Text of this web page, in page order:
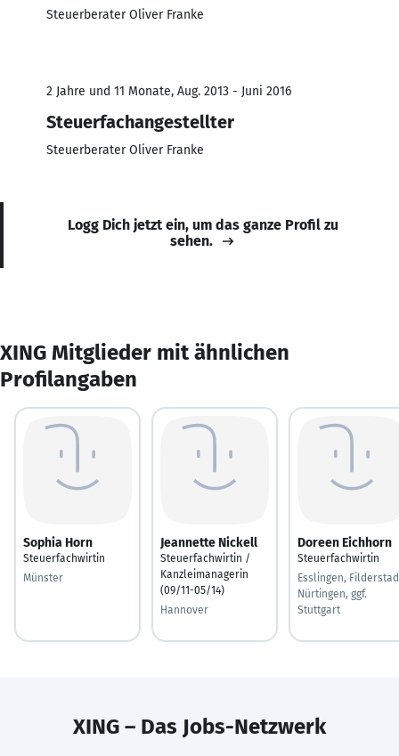
Steuerberater Oliver Franke
2 Jahre und 11 Monate, Aug. 2013 - Juni 2016
Steuerfachangestellter
Steuerberater Oliver Franke
Logg Dich jetzt ein, um das ganze Profil zu
sehen.
XING Mitglieder mit ähnlichen
Profilangaben
Sophia Horn
Steuerfachwirtin
Münster
Jeannette Nickell
Steuerfachwirtin /
Kanzleimanagerin
(09/11-05/14)
Hannover
Doreen Eichhorn
Steuerfachwirtin
Esslingen,
Nürtingen, ggf.
Stuttgart
XING – Das Jobs-Netzwerk